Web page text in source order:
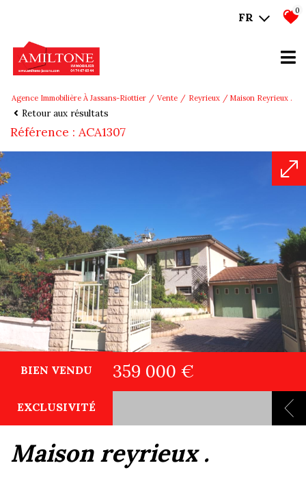
FR
0
Agence Immobilière À Jassans-Riottier Vente Reyrieux Maison Reyrieux .
Retour aux résultats
Référence : ACA1307
BIEN VENDU
EXCLUSIVITÉ
359 000 €
maison reyrieux .